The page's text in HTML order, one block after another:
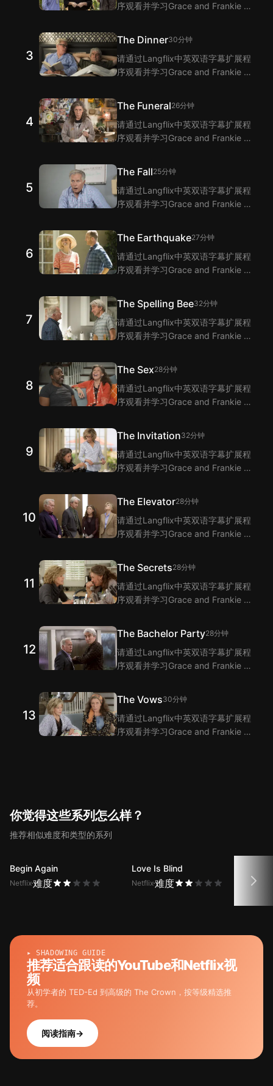
序观看并学习Grace and Frankie 第
Frankie 第2集台词的翻译。
3
The Dinner30分钟
请通过Langflix中英双语字幕扩展程
序观看并学习Grace and Frankie 第
Frankie 第3集台词的翻译。
4
The Funeral26分钟
请通过Langflix中英双语字幕扩展程
序观看并学习Grace and Frankie 第
Frankie 第4集台词的翻译。
5
The Fall25分钟
请通过Langflix中英双语字幕扩展程
序观看并学习Grace and Frankie 第
Frankie 第5集台词的翻译。
6
The Earthquake27分钟
请通过Langflix中英双语字幕扩展程
序观看并学习Grace and Frankie 第
Frankie 第6集台词的翻译。
7
The Spelling Bee32分钟
请通过Langflix中英双语字幕扩展程
序观看并学习Grace and Frankie 第
Frankie 第7集台词的翻译。
8
The Sex28分钟
请通过Langflix中英双语字幕扩展程
序观看并学习Grace and Frankie 第
Frankie 第8集台词的翻译。
9
The Invitation32分钟
请通过Langflix中英双语字幕扩展程
序观看并学习Grace and Frankie 第
Frankie 第9集台词的翻译。
10
The Elevator28分钟
请通过Langflix中英双语字幕扩展程
序观看并学习Grace and Frankie 第
Frankie 第10集台词的翻译。
11
The Secrets28分钟
请通过Langflix中英双语字幕扩展程
序观看并学习Grace and Frankie 第
Frankie 第11集台词的翻译。
12
The Bachelor Party28分钟
请通过Langflix中英双语字幕扩展程
序观看并学习Grace and Frankie 第
Frankie 第12集台词的翻译。
13
The Vows30分钟
请通过Langflix中英双语字幕扩展程
序观看并学习Grace and Frankie 第
你觉得这些系列怎么样？
推荐相似难度和类型的系列
Begin Again
Netflix难度
Love Is Blind
Netflix难度
▸ SHADOWING GUIDE
推荐适合跟读的YouTube和Netflix视
频
从初学者的 TED-Ed 到高级的 The Crown，按等级精选推
荐。
阅读指南→